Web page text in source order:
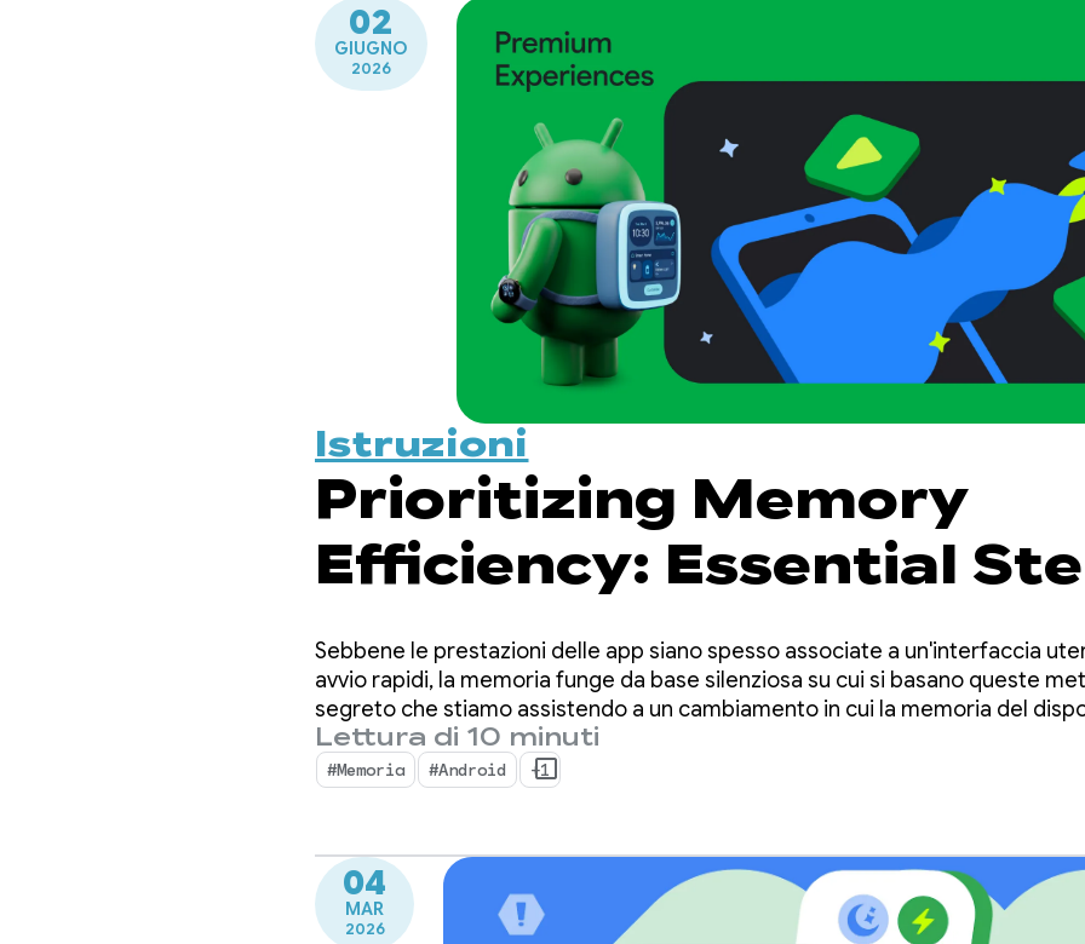
02
GIUGNO
2026
Istruzioni
Prioritizing Memory
Efficiency: Essential
for Android 17
Sebbene le prestazioni delle app siano spesso associate a un'interfaccia
avvio rapidi, la memoria funge da base silenziosa su cui si basano queste
segreto che stiamo assistendo a un cambiamento in cui la memoria del
importante che mai.
Lettura di 10 minuti
#Memoria #Android +1
04
MAR
2026